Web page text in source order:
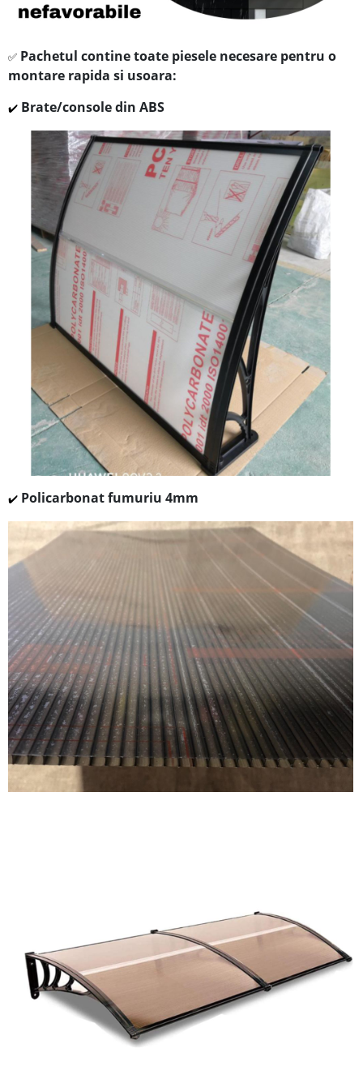
✅ Pachetul contine toate piesele necesare pentru o
montare rapida si usoara:
✔️ Brate/console din ABS
✔️ Policarbonat fumuriu 4mm